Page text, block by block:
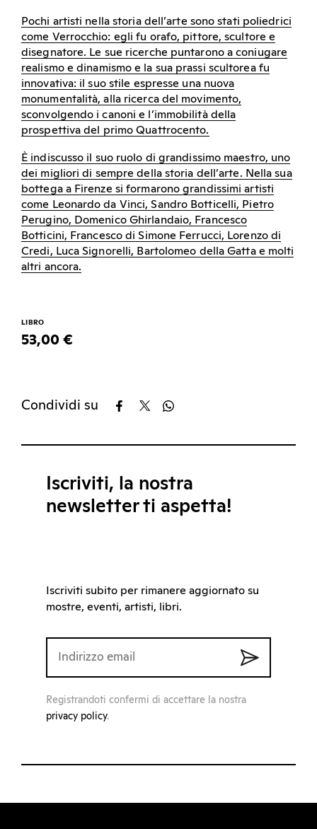
Pochi artisti nella storia dell’arte sono stati poliedrici
come Verrocchio: egli fu orafo, pittore, scultore e
disegnatore. Le sue ricerche puntarono a coniugare
realismo e dinamismo e la sua prassi scultorea fu
innovativa: il suo stile espresse una nuova
monumentalità, alla ricerca del movimento,
sconvolgendo i canoni e l’immobilità della
prospettiva del primo Quattrocento.
È indiscusso il suo ruolo di grandissimo maestro, uno
dei migliori di sempre della storia dell’arte. Nella sua
bottega a Firenze si formarono grandissimi artisti
come Leonardo da Vinci, Sandro Botticelli, Pietro
Perugino, Domenico Ghirlandaio, Francesco
Botticini, Francesco di Simone Ferrucci, Lorenzo di
Credi, Luca Signorelli, Bartolomeo della Gatta e molti
altri ancora.
LIBRO
53,00 €
Condividi su
Iscriviti, la nostra
newsletter ti aspetta!
Iscriviti subito per rimanere aggiornato su
mostre, eventi, artisti, libri.
Registrandoti confermi di accettare la nostra
privacy policy.